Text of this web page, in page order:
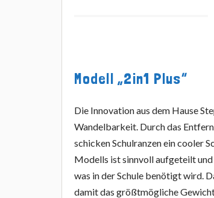
Modell „2in1 Plus“
Die Innovation aus dem Hause
Wandelbarkeit. Durch das
schicken Schulranzen ein cooler
Modells ist sinnvoll aufgeteilt
was in der Schule benötigt wird.
damit das größtmögliche